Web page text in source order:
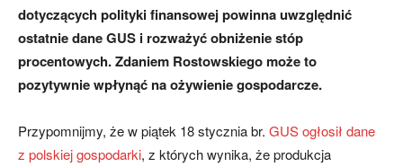
dotyczących polityki finansowej powinna uwzględnić
ostatnie dane GUS i rozważyć obniżenie stóp
procentowych. Zdaniem Rostowskiego może to
pozytywnie wpłynąć na ożywienie gospodarcze.
Przypomnijmy, że w piątek 18 stycznia br. GUS ogłosił dane
z polskiej gospodarki, z których wynika, że produkcja